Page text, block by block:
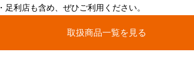
利店も含め、ぜひご利用ください。
取扱商品一覧を見る